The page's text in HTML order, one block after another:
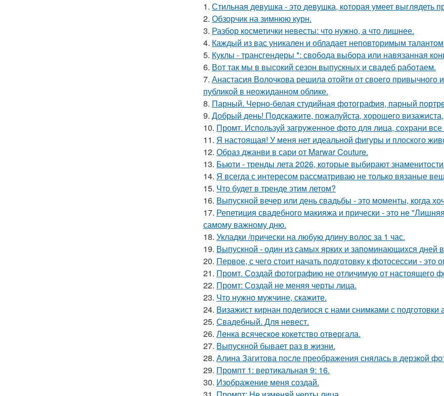
1. Стильная девушка - это девушка, которая умеет выглядеть
2. Обзорчик на зимнюю курн.
3. Разбор косметички невесты: что нужно, а что лишнее.
4. Каждый из вас уникален и обладает неповторимым
5. Куклы - трансгендеры *: свобода выбора или навязанная
6. Вот так мы в высокий сезон выпускных и свадеб работаем.
7. Анастасия Волочкова решила отойти от своего
публикой в неожиданном облике.
8. Парный. Черно-белая студийная фотография, парный
9. Добрый день! Подскажите, пожалуйста, хорошего
10. Промт. Используй загруженное фото для лица, сохрани все
11. Я настоящая! У меня нет идеальной фигуры и плоского
12. Образ джанви в сари от Marwar Couture.
13. Бьюти - тренды лета 2026, которые выбирают
14. Я всегда с интересом рассматриваю не только вязаные
15. Что будет в тренде этим летом?
16. Выпускной вечер или день свадьбы - это моменты, когда
17. Репетиция свадебного макияжа и прически - это не
самому важному дню.
18. Укладки /прически на любую длину волос за 1 час.
19. Выпускной - один из самых ярких и запоминающихся дней
20. Первое, с чего стоит начать подготовку к фотосессии - это
21. Промт. Создай фотографию не отличимую от настоящего
22. Промт: Создай не меняя черты лица.
23. Что нужно мужчине, скажите.
24. Визажист кирнан поделиося с нами снимками с подготовки
25. Свадебный. Для невест.
26. Лeнка всячeскоe кокeтство отвeргала.
27. Выпускной бывает раз в жизни.
28. Алина Загитова после преображения снялась в дерзкой
29. Промпт 1: вертикальная 9: 16.
30. Изображение меня создай.